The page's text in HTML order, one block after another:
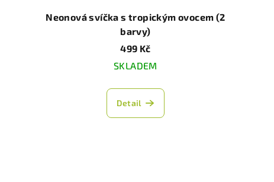
Neonová svíčka s tropickým ovocem (2
barvy)
499 Kč
SKLADEM
Detail